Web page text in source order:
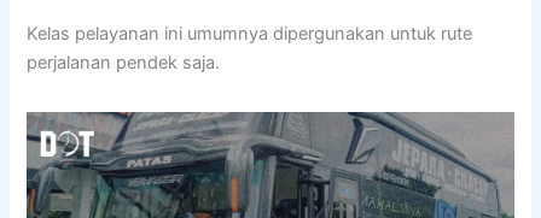
Kelas pelayanan ini umumnya dipergunakan untuk rute
perjalanan pendek saja.